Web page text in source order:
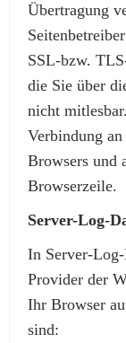
Übertragung
SSL-bzw.
die Sie über
nicht
Verbindung
Browsers und
Browserzeile.
Server-Log-
In Server-
Provider der
Ihr Browser
sind: